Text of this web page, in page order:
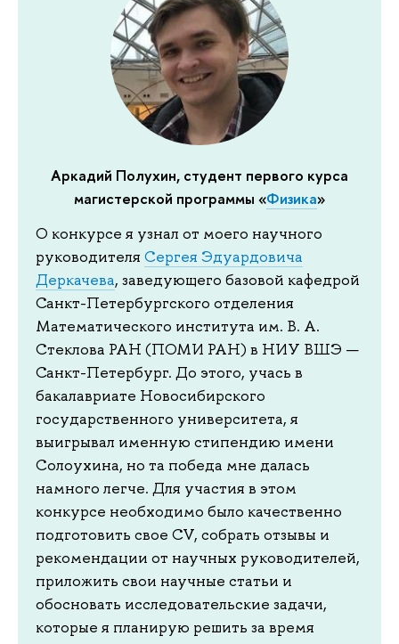
Аркадий Полухин, студент первого курса
магистерской программы «Физика»
О конкурсе я узнал от моего научного
руководителя Сергея Эдуардовича
Деркачева, заведующего базовой кафедрой
Санкт-Петербургского отделения
Математического института им. В. А.
Стеклова РАН (ПОМИ РАН) в НИУ ВШЭ —
Санкт-Петербург. До этого, учась в
бакалавриате Новосибирского
государственного университета, я
выигрывал именную стипендию имени
Солоухина, но та победа мне далась
намного легче. Для участия в этом
конкурсе необходимо было качественно
подготовить свое CV, собрать отзывы и
рекомендации от научных руководителей,
приложить свои научные статьи и
обосновать исследовательские задачи,
которые я планирую решить за время